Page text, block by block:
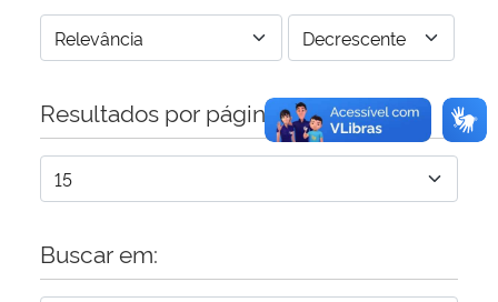
Banco Central do Brasil
PlanaltoResultados por página:
Buscar em: